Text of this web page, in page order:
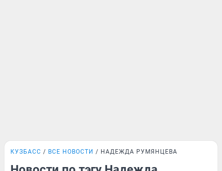
КУЗБАСС ВСЕ НОВОСТИ НАДЕЖДА РУМЯНЦЕВА